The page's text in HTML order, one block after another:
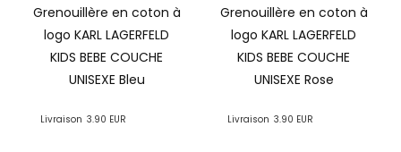
Grenouillère en coton à
logo KARL LAGERFELD
KIDS BEBE COUCHE
UNISEXE Bleu
Livraison 3.90 EUR
Grenouillère en coton à
logo KARL LAGERFELD
KIDS BEBE COUCHE
UNISEXE Rose
Livraison 3.90 EUR